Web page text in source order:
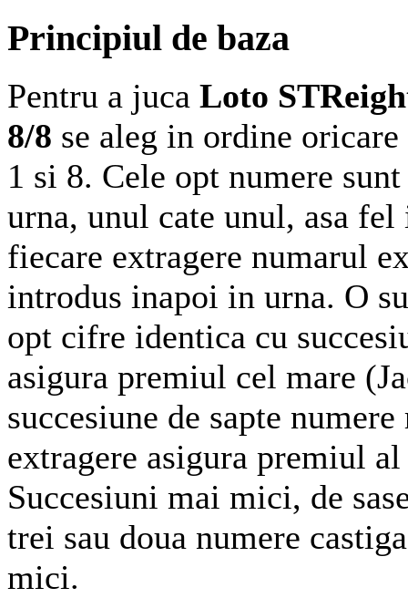
Principiul de baza
Pentru a juca Loto
8/8 se aleg in ordine
1 si 8. Cele opt numere
urna, unul cate unul, asa fel
fiecare extragere numarul
introdus inapoi in urna. O
opt cifre identica cu
asigura premiul cel mare
succesiune de sapte
extragere asigura premiul
Succesiuni mai mici, de
trei sau doua numere
mici.